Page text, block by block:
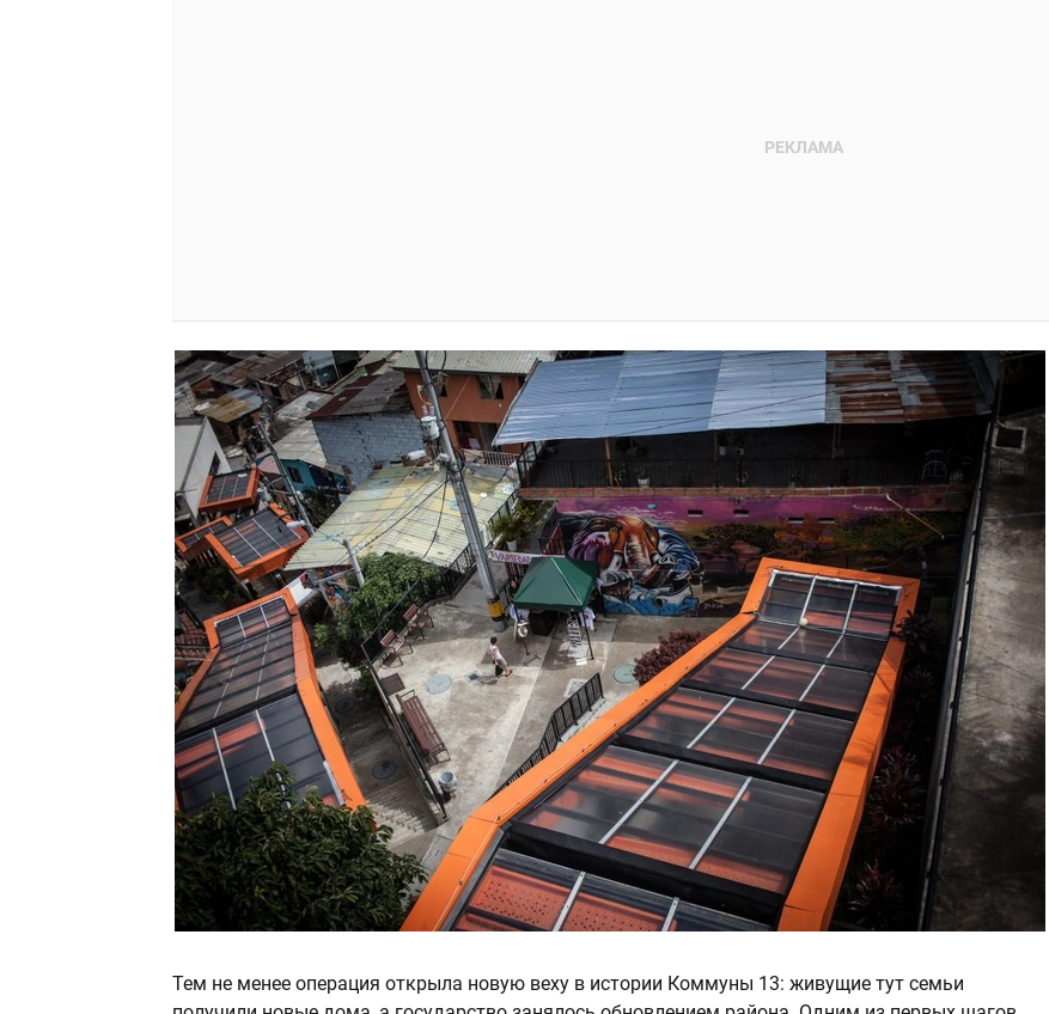
Тем не менее операция открыла новую веху в истории Коммуны 13: живущие тут семьи